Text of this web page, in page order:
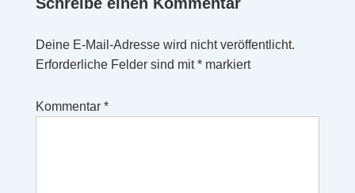
Deine E-Mail-Adresse wird nicht veröffentlicht.
Erforderliche Felder sind mit* markiert
Kommentar *